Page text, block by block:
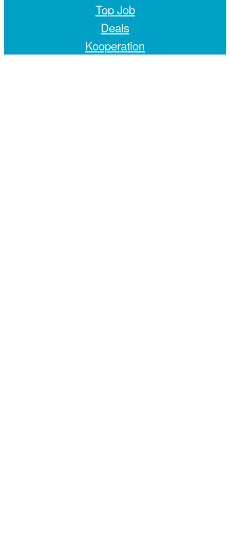
Top Job
Deals
Kooperation